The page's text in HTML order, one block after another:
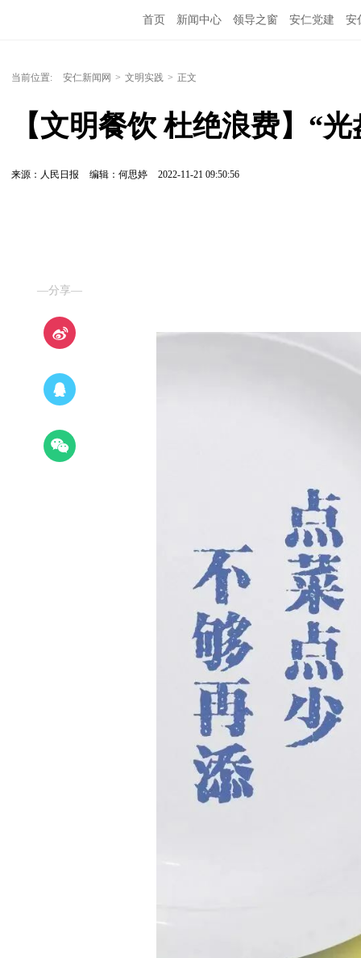
首页 新闻中心 领导之窗 安仁党建 安
当前位置: 安仁新闻网 > 文明实践 > 正文
【文明餐饮 杜绝浪费】“
来源：人民日报 编辑：何思婷 2022-11-21 09:50:56
—分享—